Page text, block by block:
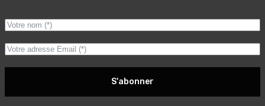
S'abonner